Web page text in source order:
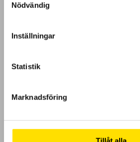
Nödvändig
Inställningar
Statistik
Marknadsföring
Om Oss